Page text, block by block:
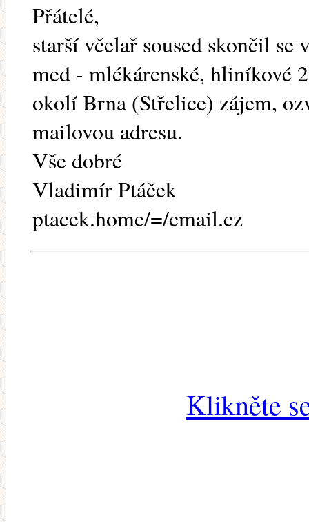
Přátelé,
starší včelař soused skončil se
med - mlékárenské, hliníkové
okolí Brna (Střelice) zájem,
mailovou adresu.
Vše dobré
Vladimír Ptáček
ptacek.home/=/cmail.cz
Klikněte